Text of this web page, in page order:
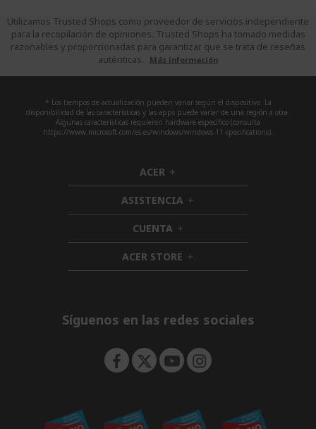
Utilizamos Trusted Shops como proveedor de servicios independiente
para la recopilación de opiniones. Trusted Shops ha tomado medidas
razonables y proporcionadas para garantizar que se trata de reseñas
auténticas.
Más información
* Los tiempos de actualización pueden variar según el dispositivo. La
disponibilidad de las características y las apps puede variar de una región a otra.
Algunas características requieren hardware específico (consulta
https://www.microsoft.com/es-es/windows/windows-11-specifications).
ACER h
i
d
d
e
n
ASISTENCIA h
i
d
e
n
CUENTA h
i
d
d
ACER STORE h
i
e
Síguenos en las redes sociales